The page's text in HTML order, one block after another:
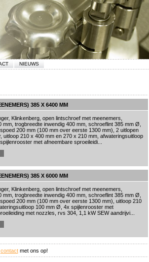
NIEUWS
385 X 6400 MM
Klinkenberg, open lintschroef met meenemers,
mm, trogbreedte inwendig 400 mm, schroeflint 385 mm Ø,
200 mm (100 mm over eerste 1300 mm), 2 uitlopen
uitloop 210 x 400 mm en 270 x 210 mm, afwateringsuitloop
met afneembare sproeileidi...
385 X 6000 MM
Klinkenberg, open lintschroef met meenemers,
mm, trogbreedte inwendig 400 mm, schroeflint 385 mm Ø,
200 mm (100 mm over eerste 1300 mm), uitloop 210
100 mm Ø, 4x spijlenrooster met
met nozzles, rvs 304, 1,1 kW SEW aandrijvi...
contactmet ons op!